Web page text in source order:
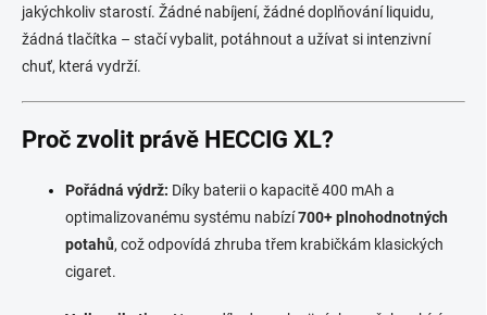
jakýchkoliv starostí. Žádné nabíjení, žádné doplňování liquidu,
žádná tlačítka – stačí vybalit, potáhnout a užívat si intenzivní
chuť, která vydrží.
Proč zvolit právě HECCIG XL?
Pořádná výdrž: Díky baterii o kapacitě 400 mAh a
optimalizovanému systému nabízí700+ plnohodnotných
potahů, což odpovídá zhruba třem krabičkám klasických
cigaret.